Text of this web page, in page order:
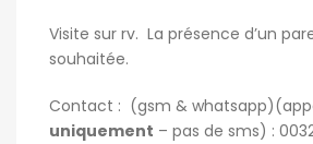
Visite sur rv. La présence d’un
souhaitée.
Contact : (gsm &
uniquement – pas de sms) :